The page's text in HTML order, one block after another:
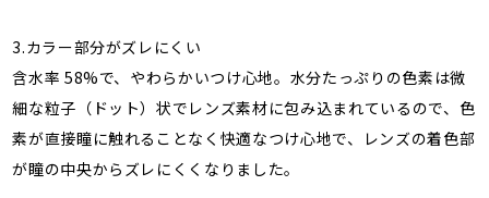
3.カラー部分がズレにくい
含水率 58%で、やわらかいつけ心地。水分たっぷりの色素は微
細な粒子（ドット）状でレンズ素材に包み込まれているので、色
素が直接瞳に触れることなく快適なつけ心地で、レンズの着色部
が瞳の中央からズレにくくなりました。